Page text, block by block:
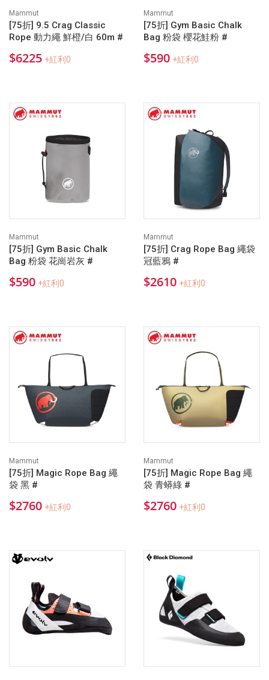
Mammut
[75折] 9.5 Crag Classic
Rope 動力繩 鮮橙/白 60m #
$6225 +紅利0
Mammut
[75折] Gym Basic Chalk
Bag 粉袋 櫻花鮭粉 #
$590 +紅利0
Mammut
[75折] Gym Basic Chalk
Bag 粉袋 花崗岩灰 #
$590 +紅利0
Mammut
[75折] Crag Rope Bag 繩袋
冠藍鴉 #
$2610 +紅利0
Mammut
[75折] Magic Rope Bag 繩
袋 黑 #
$2760 +紅利0
Mammut
[75折] Magic Rope Bag 繩
袋 青蟒綠 #
$2760 +紅利0